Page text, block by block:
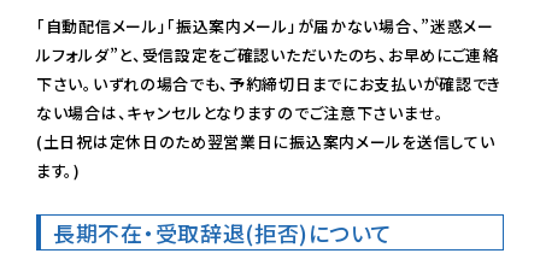
「自動配信メール」「振込案内メール」が届かない場合、”迷惑メー
ルフォルダ”と、受信設定をご確認いただいたのち、お早めにご連絡
下さい。いずれの場合でも、予約締切日までにお支払いが確認でき
ない場合は、キャンセルとなりますのでご注意下さいませ。
(土日祝は定休日のため翌営業日に振込案内メールを送信してい
ます。)
長期不在・受取辞退(拒否)について